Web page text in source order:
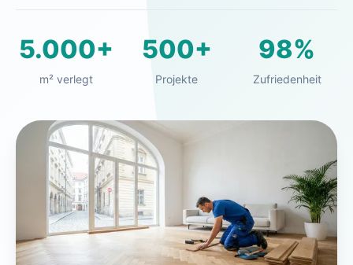
5.000+
m² verlegt
500+
Projekte
98%
Zufriedenheit